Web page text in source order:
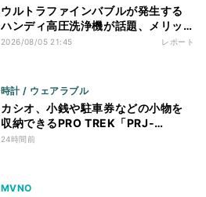
ウルトラファインバブルが発生する
ハンディ高圧洗浄機が話題、メリッ
トを聞いた
2026/08/05 21:45 レポート
時計 / ウェアラブル
カシオ、小銭や駐車券などの小物を
収納できるPRO TREK「PRJ-
B001EX-1JR」
24時間前
MVNO